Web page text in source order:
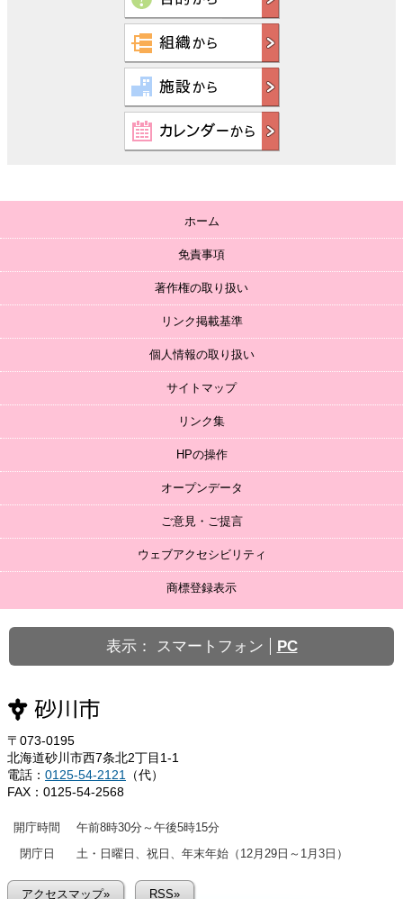
ホーム
免責事項
著作権の取り扱い
リンク掲載基準
個人情報の取り扱い
サイトマップ
リンク集
HPの操作
オープンデータ
ご意見・ご提言
ウェブアクセシビリティ
商標登録表示
表示： スマートフォン PC
〒073-0195
北海道砂川市西7条北2丁目1-1
電話： 0125-54-2121
（代）
FAX：0125-54-2568
開庁時間
午前8時30分～午後5時15分
閉庁日
土・日曜日、祝日、年末年始（12月29日～1月3日）
アクセスマップ» RSS»